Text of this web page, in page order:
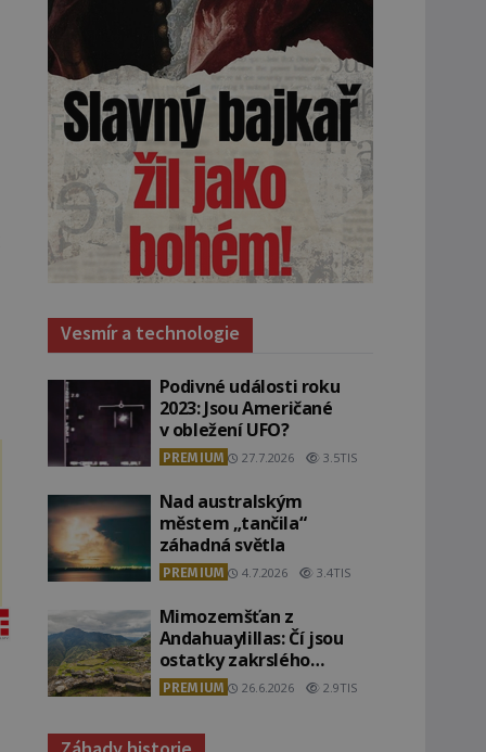
Vesmír a technologie
Podivné události roku
2023: Jsou Američané
v obležení UFO?
PREMIUM 27.7.2026 3.5TIS
Nad australským
městem „tančila“
záhadná světla
PREMIUM 4.7.2026 3.4TIS
Mimozemšťan z
Andahuaylillas: Čí jsou
ostatky zakrslého
stvoření s ohromnou
lebkou?
PREMIUM 26.6.2026 2.9TIS